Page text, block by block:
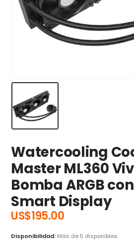
Watercooling
Master ML360
Bomba ARGB
Smart Display
US$195.00
Disponibilidad: Más de 5 disponibles